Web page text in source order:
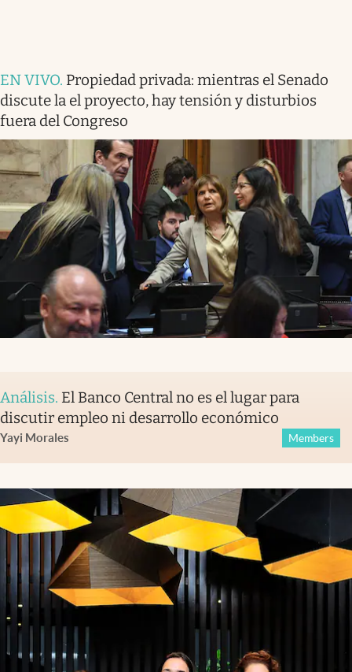
EN VIVO. Propiedad privada: mientras el Senado
discute la el proyecto, hay tensión y disturbios
fuera del Congreso
Análisis. El Banco Central no es el lugar para
discutir empleo ni desarrollo económico
Yayi Morales Members